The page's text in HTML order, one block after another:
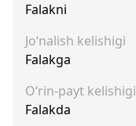
Falakni
Jo‘nalish kelishigi
Falakga
O‘rin-payt kelishigi
Falakda